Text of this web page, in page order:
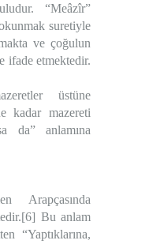
“Meâzîr”
suretiyle
ve çoğulun
ifade etmektedir.
üstüne
kadar mazereti
da” anlamına
Arapçasında
Bu anlam
“Yaptıklarına,